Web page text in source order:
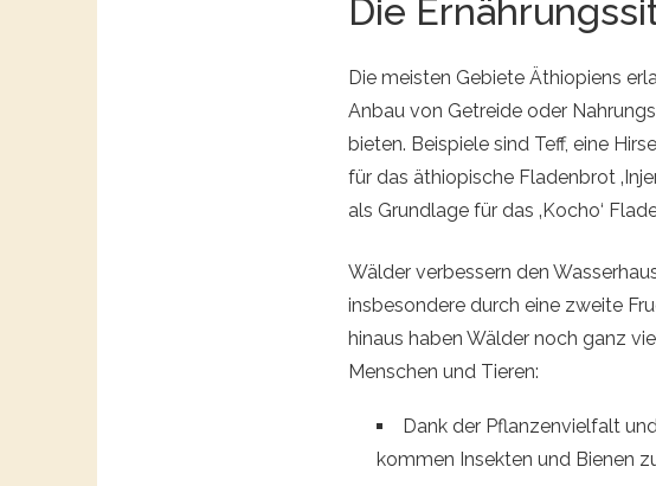
Die
Die meisten Gebiete Äthiopiens
Anbau von Getreide oder
bieten. Beispiele sind Teff, eine
für das äthiopische Fladenbrot
als Grundlage für das ‚Kocho‘
Wälder verbessern den
insbesondere durch eine zweite
hinaus haben Wälder noch ganz
Menschen und Tieren:
Dank der Pflanzenvielfalt
kommen Insekten und Bienen